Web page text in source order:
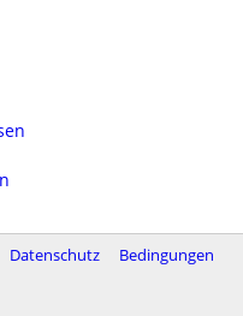
Datenschutz
Bedingungen